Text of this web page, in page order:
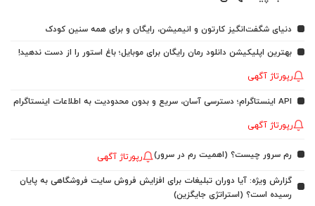
دنیای شگفت‌انگیز کارتون و انیمیشن، رایگان و برای همه سنین کودک
بهترین اپلیکیشن دانلود رمان رایگان برای موبایل؛ باغ استور را از دست ندهید!
رپورتاژ آگهی
API اینستاگرام؛ دسترسی آسان، سریع و بدون محدودیت به اطلاعات اینستاگرام
رپورتاژ آگهی
رم سرور چیست؟ (اهمیت رم در سرور) رپورتاژ آگهی
گزارش ویژه: آیا دوران تبلیغات برای افزایش فروش سایت فروشگاهی به پایان
رسیده است؟ (استراتژی جایگزین)